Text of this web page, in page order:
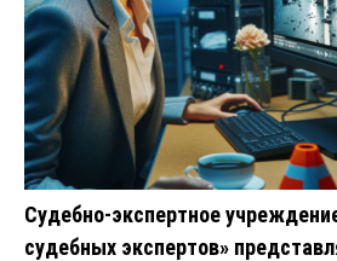
Судебно-экспертное
судебных экспертов»